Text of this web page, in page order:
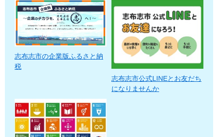
志布志市の企業版ふるさと納
税
志布志市公式LINEとお友だち
になりませんか